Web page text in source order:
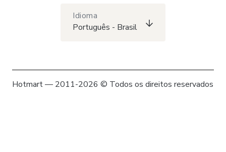
Idioma
Português - Brasil
Hotmart — 2011-2026 © Todos os direitos reservados